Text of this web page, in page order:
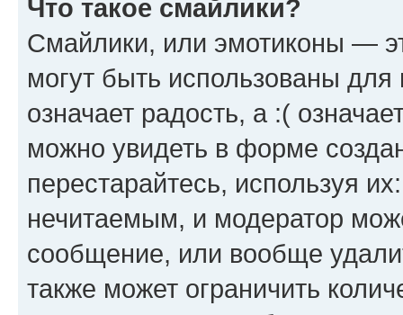
Что такое смайлики?
Смайлики, или эмотиконы —
могут быть использованы
означает радость, а :(
можно увидеть в форме
перестарайтесь, используя
нечитаемым, и модератор
сообщение, или вообще
также может ограничить